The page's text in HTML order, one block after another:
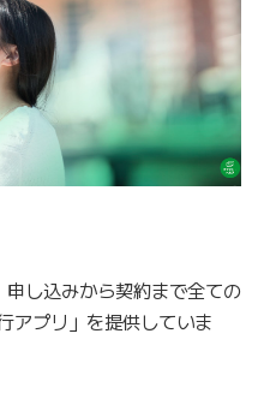
申し込みから契約まで全ての
アプリ」を提供していま